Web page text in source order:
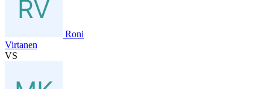
Roni
Virtanen
VS